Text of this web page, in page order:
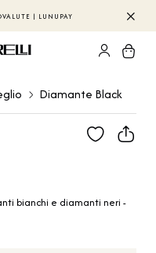
| LUNUPAY
Diamante Black
bianchi e diamanti neri -